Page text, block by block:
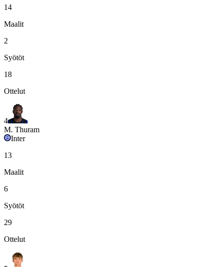
14
Maalit
2
Syötöt
18
Ottelut
4
M. Thuram
Inter
13
Maalit
6
Syötöt
29
Ottelut